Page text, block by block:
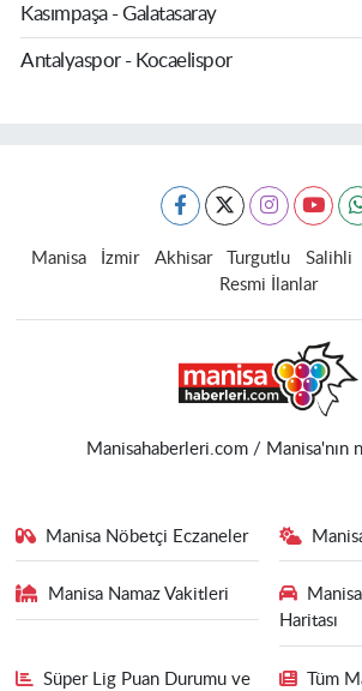
Kasımpaşa - Galatasaray
Antalyaspor - Kocaelispor
Manisa İzmir Akhisar Turgutlu Salihli
Resmi İlanlar
Manisahaberleri.com / Manisa'nın
Manisa Nöbetçi Eczaneler
Manisa Namaz Vakitleri
Haritası
Süper Lig Puan Durumu ve Tüm